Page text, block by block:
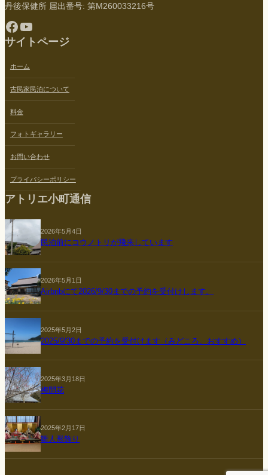
丹後保健所 届出番号: 第M260033216号
Facebook YouTube
サイトページ
ホーム
古民家民泊について
料金
フォトギャラリー
お問い合わせ
プライバシーポリシー
アトリエ小町通信
2026年5月4日
民泊前にコウノトリが飛来しています
2026年5月1日
Airbnbにて2026/9/30までの予約を受付けします。
2025年5月2日
2025/9/30までの予約を受付けます（みどころ、おすすめ）
2025年3月18日
梅開花
2025年2月17日
雛人形飾り